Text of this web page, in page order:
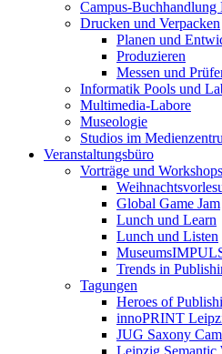
Campus-Buchhandlung
Drucken und Verpacken
Planen und
Produzieren
Messen und
Informatik Pools und
Multimedia-Labore
Museologie
Studios im
Veranstaltungsbüro
Vorträge und Workshops
Global Game Jam
Lunch und Learn
Lunch und Listen
Trends in
Tagungen
Heroes of
innoPRINT
JUG Saxony